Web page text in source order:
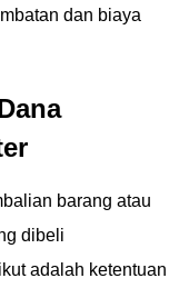
dan biaya
barang atau
dibeli
adalah ketentuan